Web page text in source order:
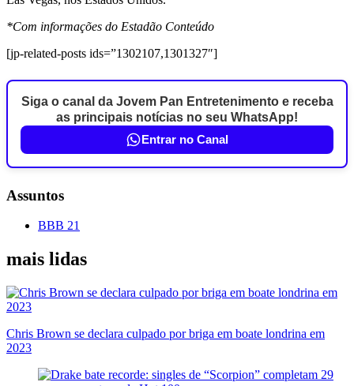
*Com informações do Estadão Conteúdo
[jp-related-posts ids=”1302107,1301327″]
Siga o canal da Jovem Pan Entretenimento e receba
as principais notícias no seu WhatsApp!
Entrar no Canal
Assuntos
BBB 21
mais lidas
Chris Brown se declara culpado por briga em boate londrina em
2023